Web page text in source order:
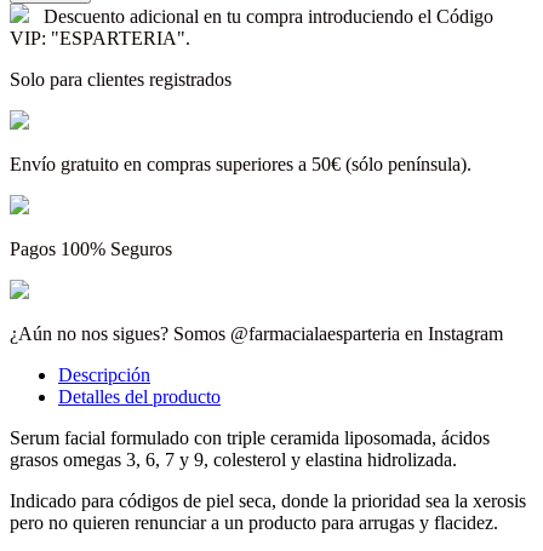
Descuento adicional en tu compra introduciendo el Código
VIP: "ESPARTERIA".
Solo para clientes registrados
Envío gratuito en compras superiores a 50€ (sólo península).
Pagos 100% Seguros
¿Aún no nos sigues? Somos @farmacialaesparteria en Instagram
Descripción
Detalles del producto
Serum facial formulado con triple ceramida liposomada, ácidos
grasos omegas 3, 6, 7 y 9, colesterol y elastina hidrolizada.
Indicado para códigos de piel seca, donde la prioridad sea la xerosis
pero no quieren renunciar a un producto para arrugas y flacidez.